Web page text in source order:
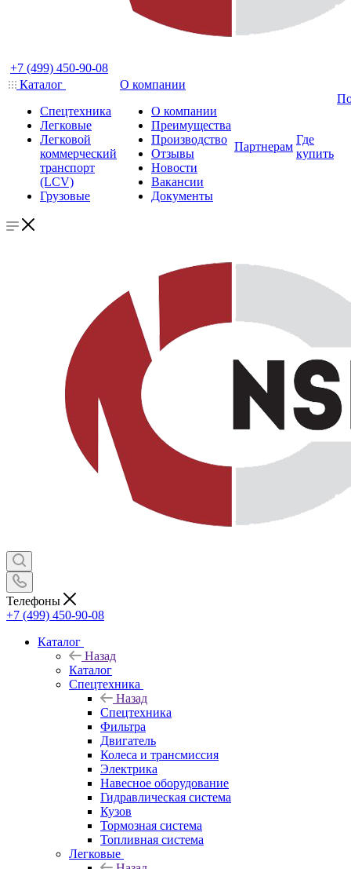
+7 (499) 450-90-08
Каталог
Спецтехника
Легковые
Легковой
коммерческий
транспорт
(LCV)
Грузовые
О компании
О компании
Преимущества
Производство
Отзывы
Новости
Вакансии
Документы
Партнерам
Где
купить
Телефоны
+7 (499) 450-90-08
Каталог
Назад
Каталог
Спецтехника
Назад
Спецтехника
Фильтра
Двигатель
Колеса и трансмиссия
Электрика
Навесное оборудование
Гидравлическая система
Кузов
Тормозная система
Топливная система
Легковые